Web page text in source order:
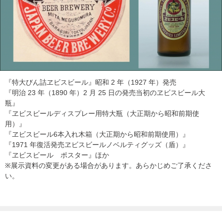
『特大びん詰ヱビスビール』昭和 2 年（1927 年）発売
『明治 23 年（1890 年）2 月 25 日の発売当初のヱビスビール大
瓶』
『ヱビスビールディスプレー用特大瓶（大正期から昭和前期使
用）』
『ヱビスビール6本入れ木箱（大正期から昭和前期使用）』
『1971 年復活発売ヱビスビールノベルティグッズ（盾）』
『ヱビスビール ポスター』ほか
※展示資料の変更がある場合があります。あらかじめご了承くださ
い。